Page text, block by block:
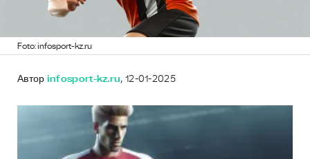
Foto: infosport-kz.ru
Автор infosport-kz.ru, 12-01-2025